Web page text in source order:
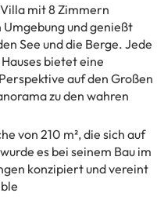
mit 8 Zimmern
und genießt
See und die Berge. Jede
bietet eine
auf den Großen
zu den wahren
von 210 m², die sich auf
es bei seinem Bau im
konzipiert und vereint